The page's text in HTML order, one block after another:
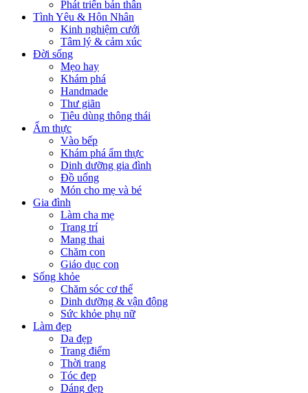
Phát triển bản thân
Tình Yêu & Hôn Nhân
Kinh nghiệm cưới
Tâm lý & cảm xúc
Đời sống
Mẹo hay
Khám phá
Handmade
Thư giãn
Tiêu dùng thông thái
Ẩm thực
Vào bếp
Khám phá ẩm thực
Dinh dưỡng gia đình
Đồ uống
Món cho mẹ và bé
Gia đình
Làm cha mẹ
Trang trí
Mang thai
Chăm con
Giáo dục con
Sống khỏe
Chăm sóc cơ thể
Dinh dưỡng & vận động
Sức khỏe phụ nữ
Làm đẹp
Da đẹp
Trang điểm
Thời trang
Tóc đẹp
Dáng đẹp